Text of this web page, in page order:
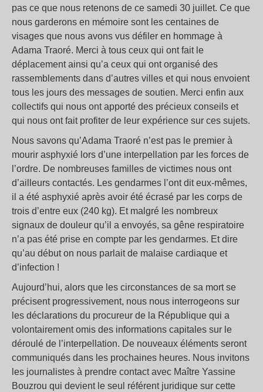
pas ce que nous retenons de ce samedi 30 juillet. Ce que
nous garderons en mémoire sont les centaines de
visages que nous avons vus défiler en hommage à
Adama Traoré. Merci à tous ceux qui ont fait le
déplacement ainsi qu’a ceux qui ont organisé des
rassemblements dans d’autres villes et qui nous envoient
tous les jours des messages de soutien. Merci enfin aux
collectifs qui nous ont apporté des précieux conseils et
qui nous ont fait profiter de leur expérience sur ces sujets.
Nous savons qu’Adama Traoré n’est pas le premier à
mourir asphyxié lors d’une interpellation par les forces de
l’ordre. De nombreuses familles de victimes nous ont
d’ailleurs contactés. Les gendarmes l’ont dit eux-mêmes,
il a été asphyxié après avoir été écrasé par les corps de
trois d’entre eux (240 kg). Et malgré les nombreux
signaux de douleur qu’il a envoyés, sa gêne respiratoire
n’a pas été prise en compte par les gendarmes. Et dire
qu’au début on nous parlait de malaise cardiaque et
d’infection !
Aujourd’hui, alors que les circonstances de sa mort se
précisent progressivement, nous nous interrogeons sur
les déclarations du procureur de la République qui a
volontairement omis des informations capitales sur le
déroulé de l’interpellation. De nouveaux éléments seront
communiqués dans les prochaines heures. Nous invitons
les journalistes à prendre contact avec Maître Yassine
Bouzrou qui devient le seul référent juridique sur cette